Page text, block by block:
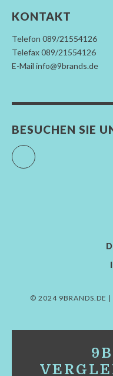
KONTAKT
Telefon 089/21554126
Telefax 089/21554126
E-Mail info@9brands.de
BESUCHEN SIE
Facebook
© 2024 9BRANDS.DE |